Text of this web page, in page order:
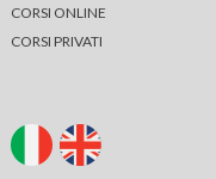
CORSI ONLINE
CORSI PRIVATI